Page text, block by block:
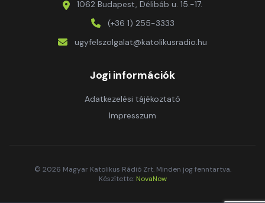
1062 Budapest, Délibáb u. 15.-17.
(+36 1) 255-3333
ugyfelszolgalat@katolikusradio.hu
Jogi információk
Adatkezelési tájékoztató
Impresszum
© 2026 Magyar Katolikus Rádió Zrt. Minden jog fenntartva.
Készítette: NovaNow